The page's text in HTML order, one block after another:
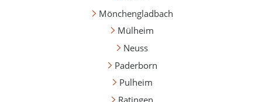
Mönchengladbach
Mülheim
Neuss
Paderborn
Pulheim
Ratingen